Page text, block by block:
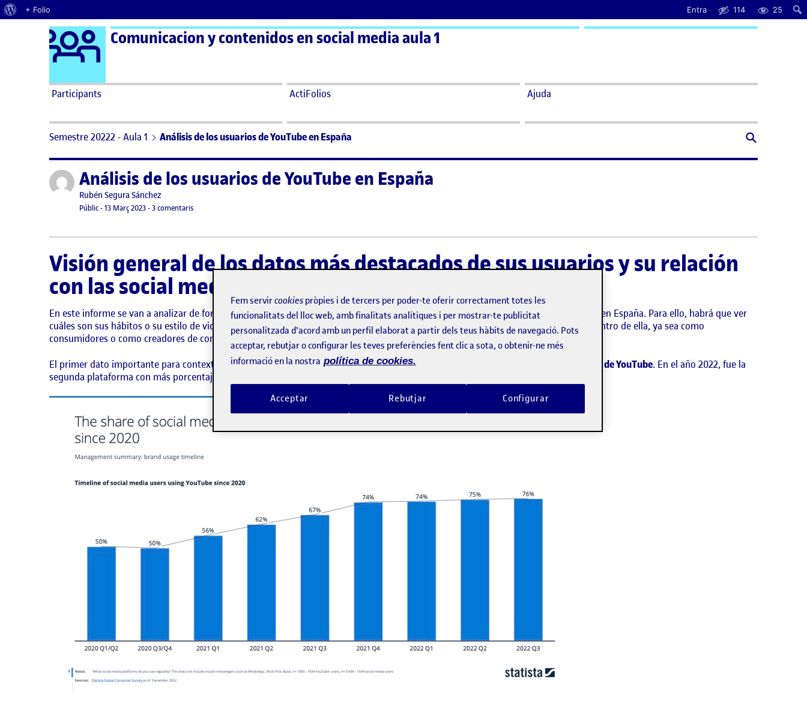
Quant al WordPress
+ Folio Entra 114 25
Saltar al contingut Logo Ágora
Comunicacion y contenidos en social media aula 1
Participants ActiFolios Ajuda
Semestre 20222 - Aula 1 Análisis de los usuarios de YouTube en España
Publicat perAnálisis de los usuarios de YouTube en España
Publicat per
Rubén Segura Sánchez
Visibilitat:
Públic-Data de publicació
13 Març 202328 març, 2023 6:33 pm
-3 comentarisa Análisis de los usuarios de YouTube en España
Visión general de los datos más destacados de sus usuarios y su relación
con las social media.
En este informe se van a analizar de forma general los perfiles de los usuarios que tiene la red social o plataforma de vídeo YouTube en España. Para ello, habrá que ver
cuáles son sus hábitos o su estilo de vida, sus preferencias a la hora de consumir contenido de la plataforma, y el rol que adoptan dentro de ella, ya sea como
consumidores o como creadores de contenido.
El primer dato importante para contextualizar la importancia de esta plataforma es que en España existen
40,7 millones de usuarios de YouTube. En el año 2022, fue la
segunda plataforma con más porcentaje de uso, con un 76%, solo por detrás de Facebook.
Fem servircookies pròpies i de tercers per poder-te oferir correctament totes les
funcionalitats del lloc web, amb finalitats analítiques i per mostrar-te publicitat
personalitzada d'acord amb un perfil elaborat a partir dels teus hàbits de navegació. Pots
acceptar, rebutjar o configurar les teves preferències fent clic a sota, o obtenir-ne més
informació en la nostra política de cookies.
Rebutjar
Acceptar Configurar